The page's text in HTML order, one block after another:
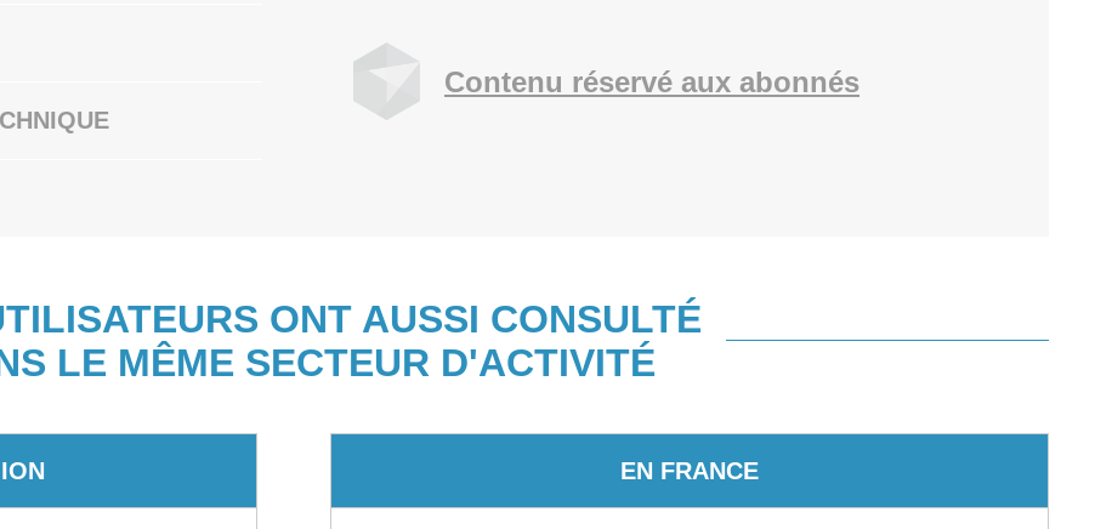
Contenu réservé aux abonnés
ONT AUSSI CONSULTÉ
LE MÊME SECTEUR D'ACTIVITÉ
EN FRANCE